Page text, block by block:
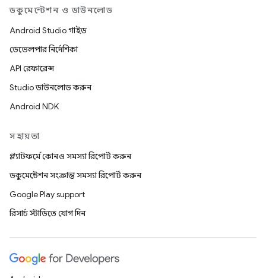
ডকুমেন্টেশন ও ডাউনলোড
Android Studio গাইড
ডেভেলপার নির্দেশিকা
API রেফারেন্স
Studio ডাউনলোড করুন
Android NDK
সহায়তা
প্ল্যাটফর্মে কোনও সমস্যা রিপোর্ট করুন
ডকুমেন্টেশন সংক্রান্ত সমস্যা রিপোর্ট করুন
Google Play support
রিসার্চ স্টাডিতে যোগ দিন